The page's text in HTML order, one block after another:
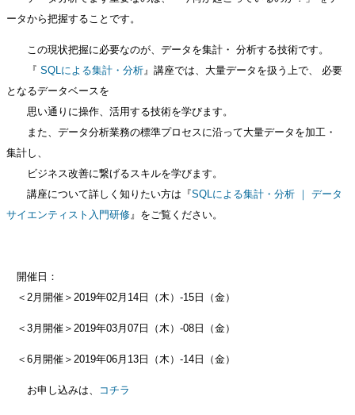
ータから把握することです。
この現状把握に必要なのが、データを集計・ 分析する技術です。
『 SQLによる集計・分析 』講座では、大量データを扱う上で、 必要
となるデータベースを
思い通りに操作、活用する技術を学びます。
また、データ分析業務の標準プロセスに沿って大量データを加工・
集計し、
ビジネス改善に繋げるスキルを学びます。
講座について詳しく知りたい方は『SQLによる集計・分析 ｜ データ
サイエンティスト入門研修 』をご覧ください。
開催日：
＜2月開催＞2019年02月14日（木）-15日（金）
＜3月開催＞2019年03月07日（木）-08日（金）
＜6月開催＞2019年06月13日（木）-14日（金）
お申し込みは、 コチラ